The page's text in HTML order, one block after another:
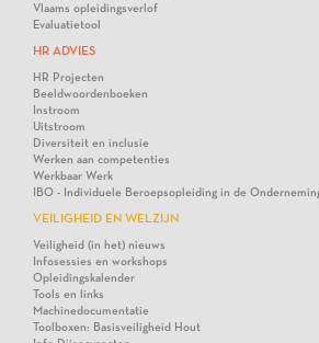
Vlaams opleidingsverlof
Evaluatietool
HR ADVIES
HR Projecten
Beeldwoordenboeken
Instroom
Uitstroom
Diversiteit en inclusie
Werken aan competenties
Werkbaar Werk
IBO - Individuele Beroepsopleiding in de
VEILIGHEID EN WELZIJN
Veiligheid (in het) nieuws
Infosessies en workshops
Opleidingskalender
Tools en links
Machinedocumentatie
Toolboxen: Basisveiligheid Hout